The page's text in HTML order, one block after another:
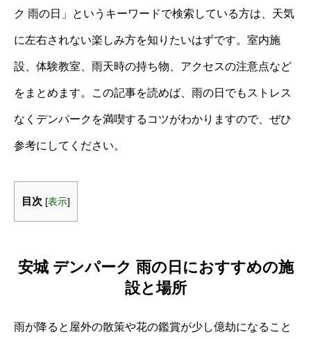
ク 雨の日」というキーワードで検索している方は、天気
に左右されない楽しみ方を知りたいはずです。室内施
設、体験教室、雨天時の持ち物、アクセスの注意点など
をまとめます。この記事を読めば、雨の日でもストレス
なくデンパークを満喫するコツがわかりますので、ぜひ
参考にしてください。
目次 [表示]
安城 デンパーク 雨の日におすすめの施
設と場所
雨が降ると屋外の散策や花の鑑賞が少し億劫になること